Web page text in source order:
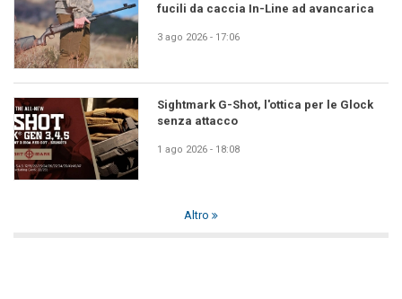
fucili da caccia In-Line ad avancarica
3 ago 2026 - 17:06
Sightmark G-Shot, l'ottica per le Glock
senza attacco
1 ago 2026 - 18:08
Altro